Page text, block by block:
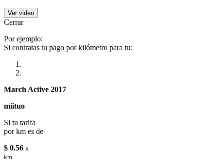
Ver video
Cerrar
Por ejemplo:
Si contratas tu pago por kilómetro para tu:
March Active 2017
miituo
Si tu tarifa
por km es de
$ 0.56 x
km